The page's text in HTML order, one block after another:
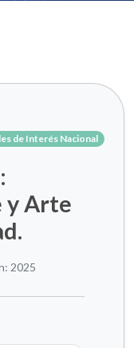
de Interés Nacional
y Arte
2025